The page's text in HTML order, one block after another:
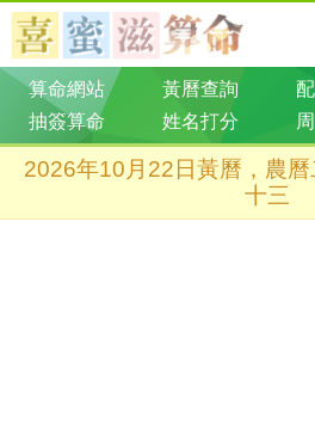
算命網站 黃曆查詢
抽簽算命
姓名打分
2026年10月22日黃曆，農
十三